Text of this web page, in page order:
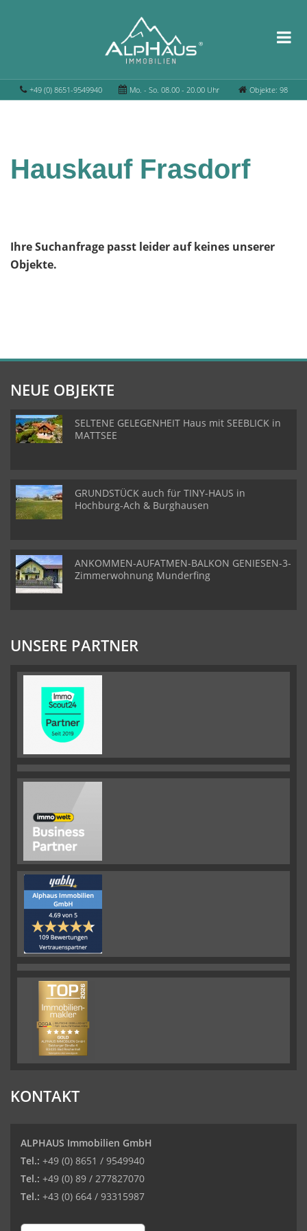
+49 (0) 8651-9549940 Mo. - So. 08.00 - 20.00 Uhr Objekte: 98
Hauskauf Frasdorf
Ihre Suchanfrage passt leider auf keines unserer
Objekte.
NEUE OBJEKTE
SELTENE GELEGENHEIT Haus mit SEEBLICK in
MATTSEE
GRUNDSTÜCK auch für TINY-HAUS in
Hochburg-Ach & Burghausen
ANKOMMEN-AUFATMEN-BALKON GENIESEN-3-
Zimmerwohnung Munderfing
UNSERE PARTNER
KONTAKT
ALPHAUS Immobilien GmbH
Tel.: +49 (0) 8651 / 9549940
Tel.: +49 (0) 89 / 277827070
Tel.: +43 (0) 664 / 93315987